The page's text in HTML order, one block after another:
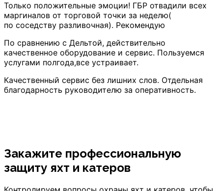
Только положительные эмоции! ГБР отвадили всех
маргиналов от торговой точки за неделю(
по соседству разливочная). Рекомендую
По сравнению с Дельтой, действительно
качественное оборудование и сервис. Пользуемся
услугами полгода,все устраивает.
Качественный сервис без лишних слов. Отдельная
благодарность руководителю за оперативность.
Закажите профессиональную
защиту яхт и катеров